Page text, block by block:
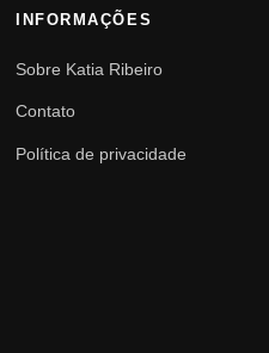
INFORMAÇÕES
Sobre Katia Ribeiro
Contato
Política de privacidade